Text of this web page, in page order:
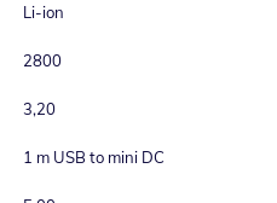
Li-ion
2800
3,20
1 m USB to mini DC